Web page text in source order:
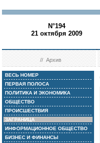
N°194
21 октября 2009
//Архив
ВЕСЬ НОМЕР
ПЕРВАЯ ПОЛОСА
ПОЛИТИКА И ЭКОНОМИКА
ОБЩЕСТВО
ПРОИСШЕСТВИЯ
ЗАГРАНИЦА
ИНФОРМАЦИОННОЕ ОБЩЕСТВО
БИЗНЕС И ФИНАНСЫ